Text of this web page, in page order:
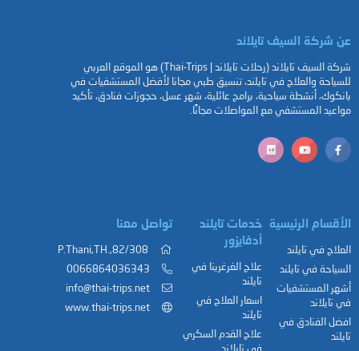
عن شركة السيف تايلاند
شركة السيف تايلاند (رحلات تايلاند | Thai-Trips) هو الموقع العربي
للسياحة والعلاج في تايلند، تنسيق طبي مجانا لأفضل المستشفيات في
بانكوك، أنشطة سياحية، برامج عائلية، شهر عسل، حجوزات فنادق، تأكيد
مواعيد المستشفي مع المواصلات مجانًا.
الأقسام الرئيسية
العلاج في تايلند
السياحة في تايلند
أشهر المستشفيات
في تايلاند
افضل الفنادق في
تايلند
خدمات تايلند
أدفايزور
علاج الغرغرينا في
تايلند
اسعار العلاج في
تايلند
علاج القدم السكري
في تايلاند
تواصل معنا
82/308,.P.Thani,TH
0066864036343
info@thai-trips.net
www.thai-trips.net